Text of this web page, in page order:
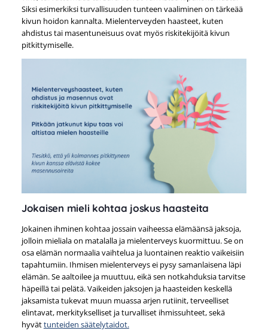
Siksi esimerkiksi turvallisuuden tunteen vaaliminen on tärkeää
kivun hoidon kannalta. Mielenterveyden haasteet, kuten
ahdistus tai masentuneisuus ovat myös riskitekijöitä kivun
pitkittymiselle.
Jokaisen mieli kohtaa joskus haasteita
Jokainen ihminen kohtaa jossain vaiheessa elämäänsä jaksoja,
jolloin mieliala on matalalla ja mielenterveys kuormittuu. Se on
osa elämän normaalia vaihtelua ja luontainen reaktio vaikeisiin
tapahtumiin. Ihmisen mielenterveys ei pysy samanlaisena läpi
elämän. Se aaltoilee ja muuttuu, eikä sen notkahduksia tarvitse
häpeillä tai pelätä. Vaikeiden jaksojen ja haasteiden keskellä
jaksamista tukevat muun muassa arjen rutiinit, terveelliset
elintavat, merkitykselliset ja turvalliset ihmissuhteet, sekä
hyvättunteiden säätelytaidot.